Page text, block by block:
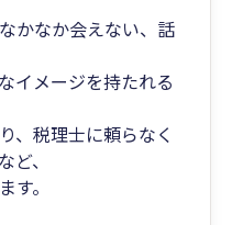
かなか会えない、話
イメージを持たれる
、税理士に頼らなく
ど、
す。